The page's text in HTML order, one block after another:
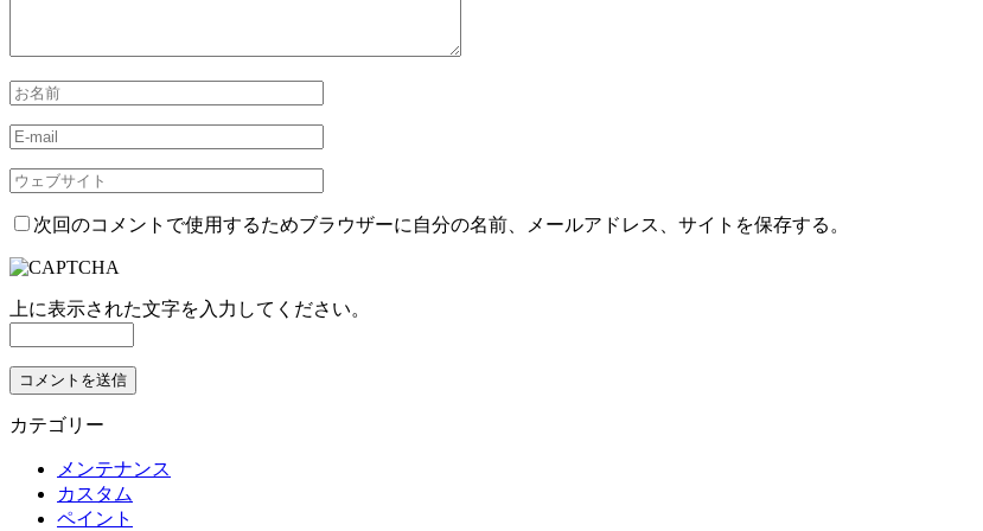
次回のコメントで使用するためブラウザーに自分の名前、メールアドレス、サイトを保存する。
上に表示された文字を入力してください。
カテゴリー
メンテナンス
カスタム
ペイント